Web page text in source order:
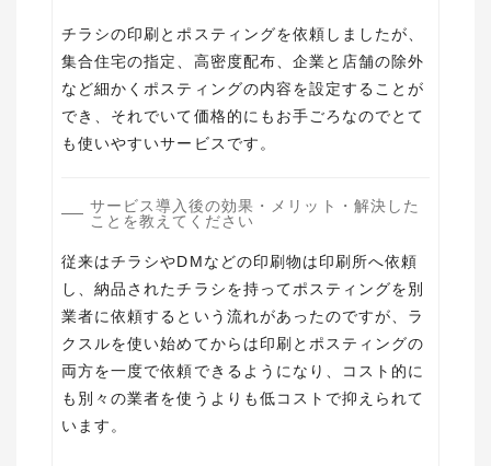
チラシの印刷とポスティングを依頼しましたが、
集合住宅の指定、高密度配布、企業と店舗の除外
など細かくポスティングの内容を設定することが
でき、それでいて価格的にもお手ごろなのでとて
も使いやすいサービスです。
サービス導入後の効果・メリット・解決した
ことを教えてください
従来はチラシやDMなどの印刷物は印刷所へ依頼
し、納品されたチラシを持ってポスティングを別
業者に依頼するという流れがあったのですが、ラ
クスルを使い始めてからは印刷とポスティングの
両方を一度で依頼できるようになり、コスト的に
も別々の業者を使うよりも低コストで抑えられて
います。